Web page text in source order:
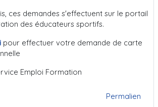
ces demandes s'effectuent sur le portail
des éducateurs sportifs.
pour effectuer votre demande de carte
Emploi Formation
Permalien